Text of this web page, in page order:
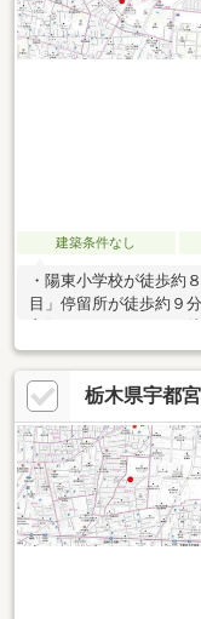
建築条件なし
・陽東小学校が徒歩約
目」停留所が徒歩約９
しめる♪・スーパーや
で、お好きなハウスメ
坪と広い敷地で、ゆっ
陽当たり良好・国道１
どこに行くのも便利《
お問合せください。》
栃木県宇都